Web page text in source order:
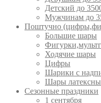
Детский до
Мужчинам до
Поштучно
Большие шары
Ходячие шары
Цифры
Шарики с
Шары
Сезонные праздники
1 сентября